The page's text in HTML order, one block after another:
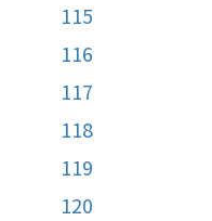
115
116
117
118
119
120